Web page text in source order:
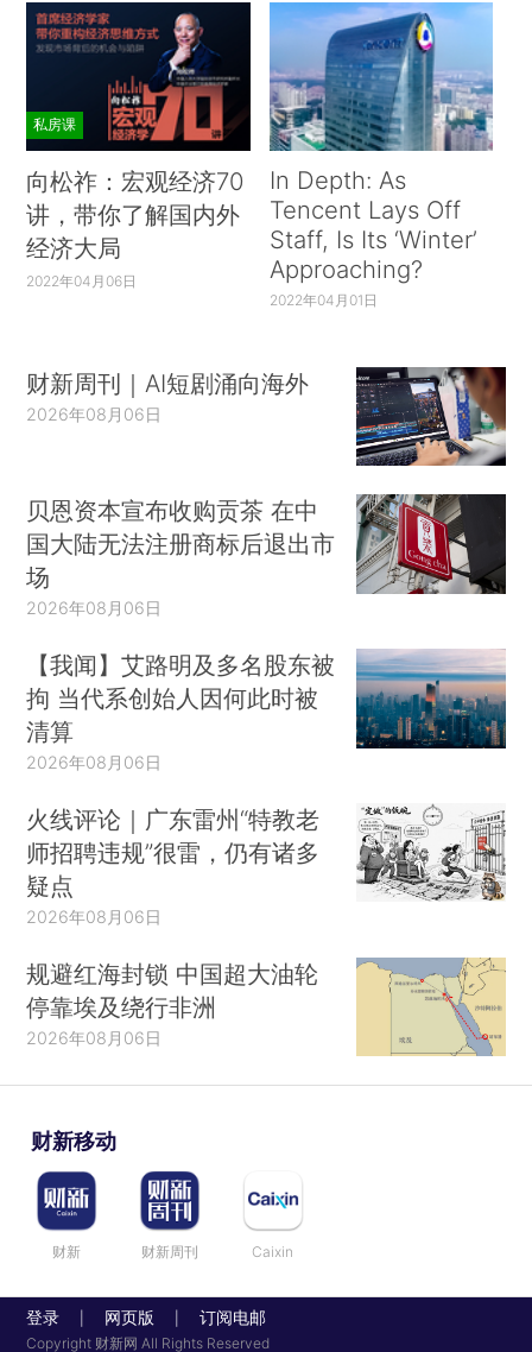
私房课
向松祚：宏观经济70
讲，带你了解国内外
经济大局
2022年04月06日
In Depth: As
Tencent Lays Off
Staff, Is Its ‘Winter’
Approaching?
2022年04月01日
财新周刊｜AI短剧涌向海外
2026年08月06日
贝恩资本宣布收购贡茶 在中
国大陆无法注册商标后退出市
场
2026年08月06日
【我闻】艾路明及多名股东被
拘 当代系创始人因何此时被
清算
2026年08月06日
火线评论｜广东雷州“特教老
师招聘违规”很雷，仍有诸多
疑点
2026年08月06日
规避红海封锁 中国超大油轮
停靠埃及绕行非洲
2026年08月06日
财新移动
财新 财新周刊 Caixin
登录 网页版 订阅电邮
Copyright 财新网 All Rights Reserved